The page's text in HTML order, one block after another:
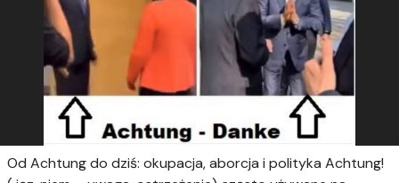
Od Achtung do dziś: okupacja, aborcja i polityka Achtung!